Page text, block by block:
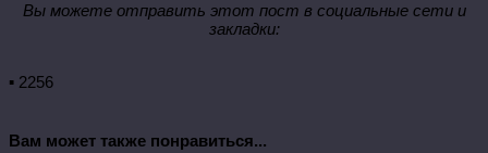
Вы можете отправить этот пост в социальные сети и
закладки:
▪ 2256
Вам может также понравиться...